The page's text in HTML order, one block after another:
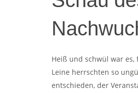
Heiß und schwül war
Leine herrschten so
entschieden, der